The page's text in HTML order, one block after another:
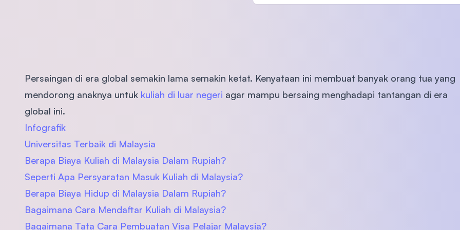
Persaingan di era global semakin lama semakin ketat. Kenyataan ini membuat banyak orang tua yang
mendorong anaknya untuk kuliah di luar negeri agar mampu bersaing menghadapi tantangan di era
global ini.
Infografik
Universitas Terbaik di Malaysia
Berapa Biaya Kuliah di Malaysia Dalam Rupiah?
Seperti Apa Persyaratan Masuk Kuliah di Malaysia?
Berapa Biaya Hidup di Malaysia Dalam Rupiah?
Bagaimana Cara Mendaftar Kuliah di Malaysia?
Bagaimana Tata Cara Pembuatan Visa Pelajar Malaysia?